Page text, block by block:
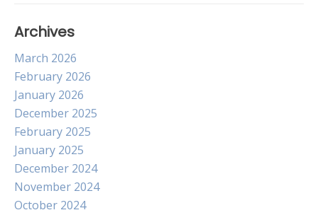
Archives
March 2026
February 2026
January 2026
December 2025
February 2025
January 2025
December 2024
November 2024
October 2024